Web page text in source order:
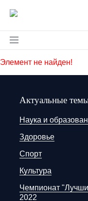
Элемент не найден!
Актуальные
Наука и
Здоровье
Спорт
Культура
Чемпионат
2022